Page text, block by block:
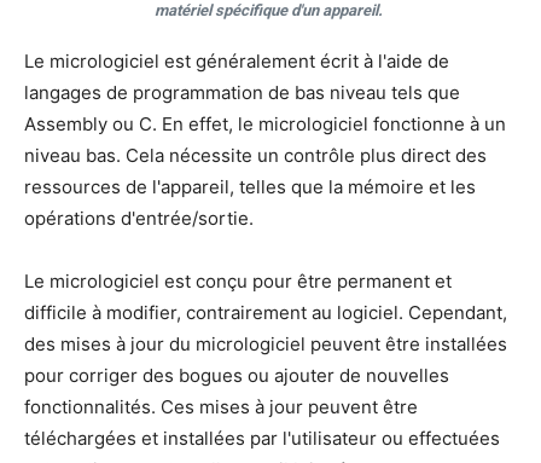
matériel spécifique d'un appareil.
Le micrologiciel est généralement écrit à l'aide de
langages de programmation de bas niveau tels que
Assembly ou C. En effet, le micrologiciel fonctionne à un
niveau bas. Cela nécessite un contrôle plus direct des
ressources de l'appareil, telles que la mémoire et les
opérations d'entrée/sortie.
Le micrologiciel est conçu pour être permanent et
difficile à modifier, contrairement au logiciel. Cependant,
des mises à jour du micrologiciel peuvent être installées
pour corriger des bogues ou ajouter de nouvelles
fonctionnalités. Ces mises à jour peuvent être
téléchargées et installées par l'utilisateur ou effectuées